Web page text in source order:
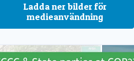
Ladda ner bilder för
medieanvändning